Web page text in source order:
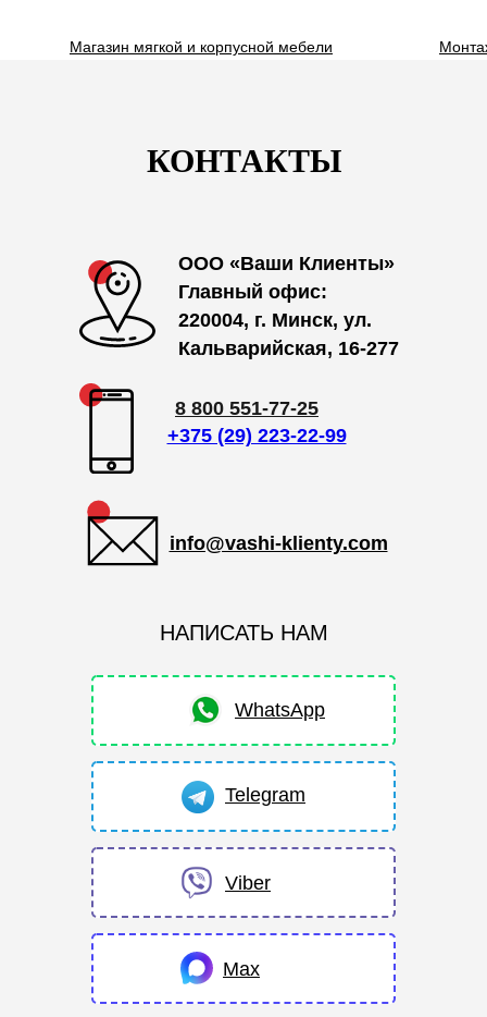
Магазин мягкой и корпусной мебели
КОНТАКТЫ
WhatsApp
Telegram
Max
info@vashi-klienty.com
ООО «Ваши Клиенты»
Главный офис:
220004, г. Минск, ул.
Кальварийская, 16-277
+375 (29) 223-22-99
8 800 551-77-25
НАПИСАТЬ НАМ
Viber